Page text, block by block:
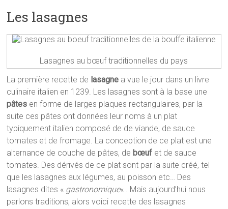
Les lasagnes
Lasagnes au bœuf traditionnelles du pays
La première recette de lasagne a vue le jour dans un livre
culinaire italien en 1239. Les lasagnes sont à la base une
pâtes en forme de larges plaques rectangulaires, par la
suite ces pâtes ont données leur noms à un plat
typiquement italien composé de de viande, de sauce
tomates et de fromage. La conception de ce plat est une
alternance de couche de pâtes, de bœuf et de sauce
tomates. Des dérivés de ce plat sont par la suite créé, tel
que les lasagnes aux légumes, au poisson etc… Des
lasagnes dites « gastronomique« . Mais aujourd’hui nous
parlons traditions, alors voici recette des lasagnes